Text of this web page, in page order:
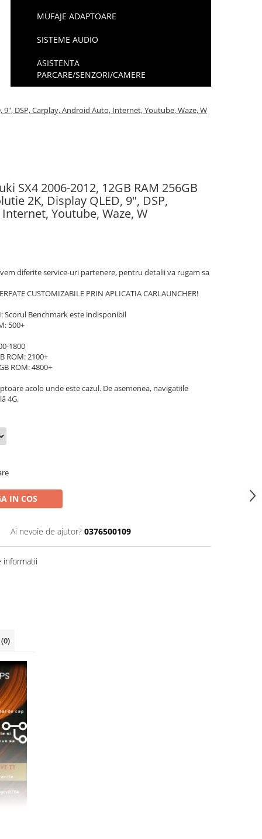
MUFAJE ADAPTOARE
SISTEME AUDIO
ASISTENTA
PARCARE/SENZORI/CAMERE
9", DSP, Carplay, Android Auto, Internet, Youtube, Waze, W
SX4 2006-2012, 12GB RAM 256GB
2K, Display QLED, 9", DSP,
Youtube, Waze, W
diferite service-uri partenere, pentru detalii va rugam sa
CUSTOMIZABILE PRIN APLICATIA CARLAUNCHER!
Scorul Benchmark este indisponibil
500+
1800
ROM: 2100+
ROM: 4800+
acolo unde este cazul. De asemenea, navigatiile
4G.
IN COS
Ai nevoie de ajutor? 0376500109
informatii
(0)